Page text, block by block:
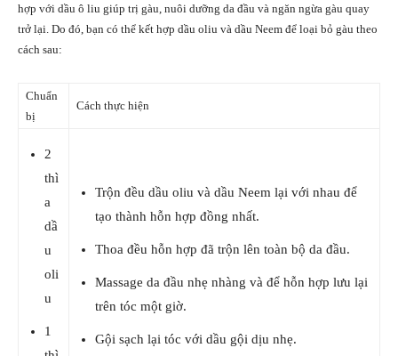
hợp với dầu ô liu giúp trị gàu, nuôi dưỡng da đầu và ngăn ngừa gàu quay
trở lại. Do đó, bạn có thể kết hợp dầu oliu và dầu Neem để loại bỏ gàu theo
cách sau:
Chuẩn
bị
Cách thực hiện
2
thì
a
dầ
u
oli
u
1
Trộn đều dầu oliu và dầu Neem lại với nhau để
tạo thành hỗn hợp đồng nhất.
Thoa đều hỗn hợp đã trộn lên toàn bộ da đầu.
Massage da đầu nhẹ nhàng và để hỗn hợp lưu lại
trên tóc một giờ.
Gội sạch lại tóc với dầu gội dịu nhẹ.